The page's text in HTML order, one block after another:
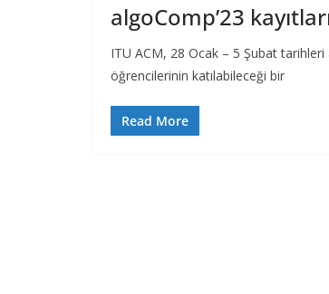
algoComp’23
ITU ACM, 28 Ocak – 5 Şubat tarihleri
öğrencilerinin katılabileceği bir
Read More